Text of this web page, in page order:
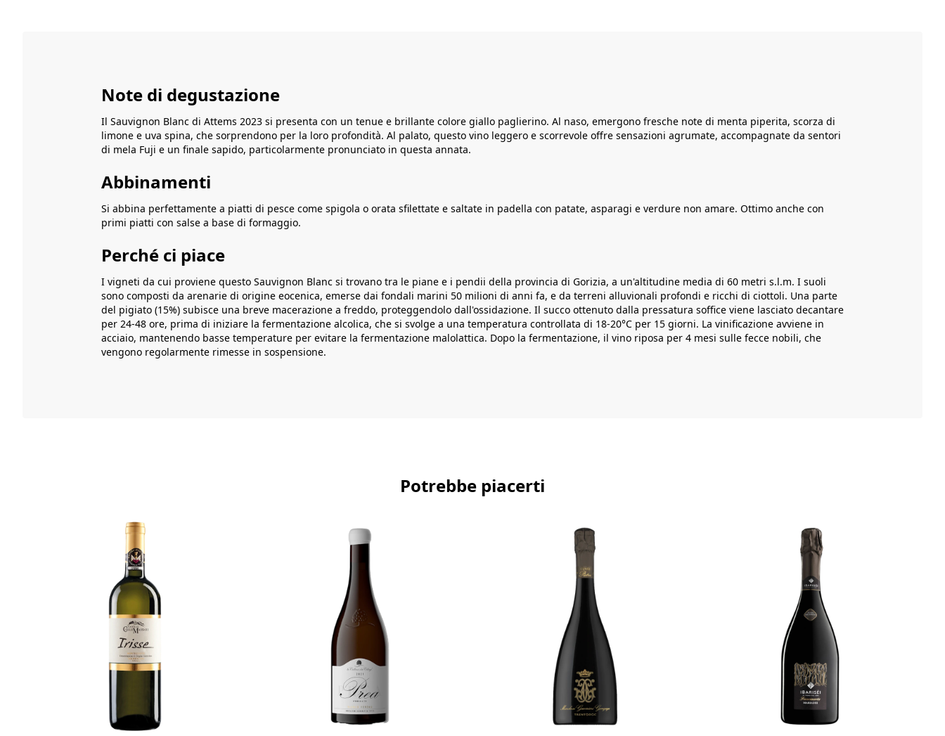
Note di degustazione
Il Sauvignon Blanc di Attems 2023 si presenta con un tenue e brillante colore giallo paglierino. Al naso, emergono fresche note di menta piperita, scorza di
limone e uva spina, che sorprendono per la loro profondità. Al palato, questo vino leggero e scorrevole offre sensazioni agrumate, accompagnate da sentori
di mela Fuji e un finale sapido, particolarmente pronunciato in questa annata.
Abbinamenti
Si abbina perfettamente a piatti di pesce come spigola o orata sfilettate e saltate in padella con patate, asparagi e verdure non amare. Ottimo anche con
primi piatti con salse a base di formaggio.
Perché ci piace
I vigneti da cui proviene questo Sauvignon Blanc si trovano tra le piane e i pendii della provincia di Gorizia, a un'altitudine media di 60 metri s.l.m. I suoli
sono composti da arenarie di origine eocenica, emerse dai fondali marini 50 milioni di anni fa, e da terreni alluvionali profondi e ricchi di ciottoli. Una parte
del pigiato (15%) subisce una breve macerazione a freddo, proteggendolo dall'ossidazione. Il succo ottenuto dalla pressatura soffice viene lasciato decantare
per 24-48 ore, prima di iniziare la fermentazione alcolica, che si svolge a una temperatura controllata di 18-20°C per 15 giorni. La vinificazione avviene in
acciaio, mantenendo basse temperature per evitare la fermentazione malolattica. Dopo la fermentazione, il vino riposa per 4 mesi sulle fecce nobili, che
vengono regolarmente rimesse in sospensione.
Potrebbe piacerti